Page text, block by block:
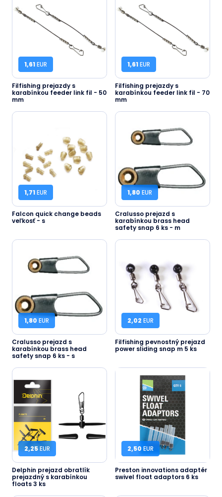
1,61EUR
Filfishing prejazdy s
karabínkou feeder link fil - 50
mm
1,61EUR
Filfishing prejazdy s
karabínkou feeder link fil - 70
mm
1,71EUR
Falcon quick change beads
veľkosť - s
1,80 EUR
Cralusso prejazd s
karabínkou brass head
safety snap 6 ks - m
1,80 EUR
Cralusso prejazd s
karabínkou brass head
safety snap 6 ks - s
2,02 EUR
Filfishing pevnostný prejazd
power sliding snap m 5 ks
2,25EUR
Delphin prejazd obratlík
prejazdný s karabínkou
floats 3 ks
2,50 EUR
Preston innovations adaptér
swivel float adaptors 6 ks